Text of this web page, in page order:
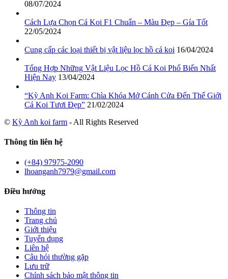
08/07/2024
Cách Lựa Chọn Cá Koi F1 Chuẩn – Màu Đẹp – Gía Tốt
22/05/2024
Cung cấp các loại thiết bị vật liệu lọc hồ cá koi 16/04/2024
Tổng Hợp Những Vật Liệu Lọc Hồ Cá Koi Phổ Biến Nhất
Hiện Nay 13/04/2024
“Kỳ Anh Koi Farm: Chìa Khóa Mở Cánh Cửa Đến Thế Giới
Cá Koi Tươi Đẹp” 21/02/2024
© Kỳ Anh koi farm - All Rights Reserved
Thông tin liên hệ
(+84) 97975-2090
lhoanganh7979@gmail.com
Điều hướng
Thông tin
Trang chủ
Giới thiệu
Tuyển dụng
Liên hệ
Câu hỏi thường gặp
Lưu trữ
Chính sách bảo mật thông tin